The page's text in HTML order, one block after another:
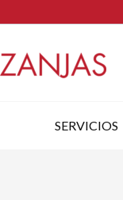
SERVICIOS